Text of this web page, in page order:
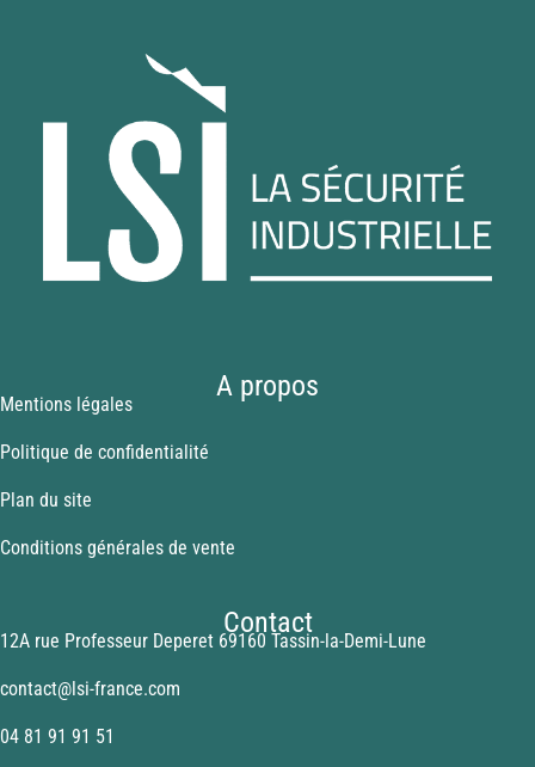
A propos
Mentions légales
Politique de confidentialité
Plan du site
Conditions générales de vente
Contact
12A rue Professeur Deperet 69160 Tassin-la-Demi-Lune
contact@lsi-france.com
04 81 91 91 51